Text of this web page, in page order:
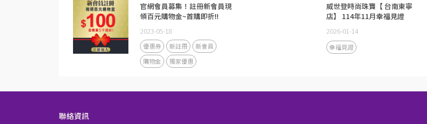
官網會員募集！註冊新會員現
領百元購物金~首購即折!!
2023-05-18
優惠券 新註冊
新會員
購物金
獨家優惠
威世登時尚珠寶【 台南東寧
店】 114年11月幸福見證
2026-01-14
幸福見證
聯絡資訊